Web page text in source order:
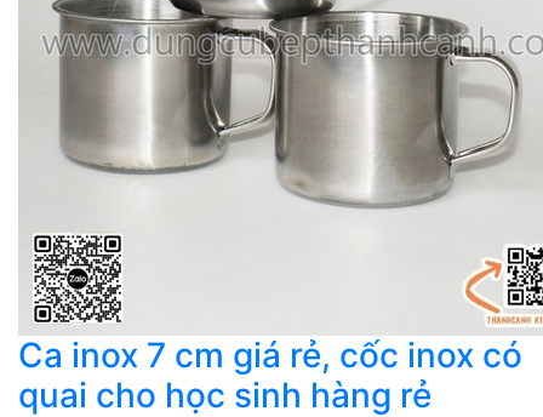
Ca inox 7 cm giá rẻ, cốc inox có
quai cho học sinh hàng rẻ